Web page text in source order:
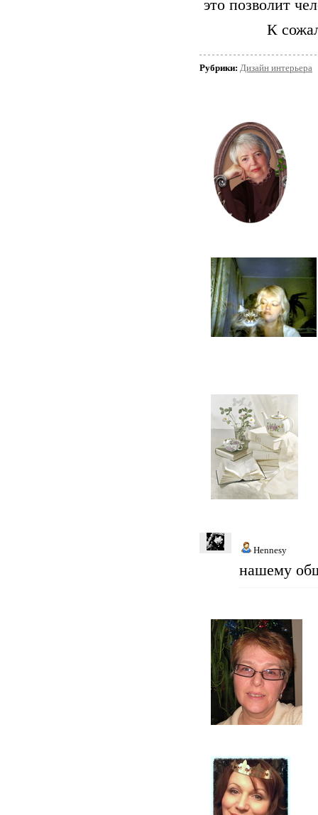
это позволит
К
Рубрики: Дизайн интерьера
Hennesy
нашему